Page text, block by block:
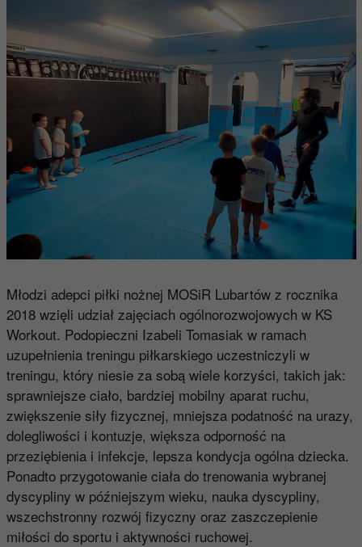
Młodzi adepci piłki nożnej MOSiR Lubartów z rocznika
2018 wzięli udział zajęciach ogólnorozwojowych w KS
Workout. Podopieczni Izabeli Tomasiak w ramach
uzupełnienia treningu piłkarskiego uczestniczyli w
treningu, który niesie za sobą wiele korzyści, takich jak:
sprawniejsze ciało, bardziej mobilny aparat ruchu,
zwiększenie siły fizycznej, mniejsza podatność na urazy,
dolegliwości i kontuzje, większa odporność na
przeziębienia i infekcje, lepsza kondycja ogólna dziecka.
Ponadto przygotowanie ciała do trenowania wybranej
dyscypliny w późniejszym wieku, nauka dyscypliny,
wszechstronny rozwój fizyczny oraz zaszczepienie
miłości do sportu i aktywności ruchowej.